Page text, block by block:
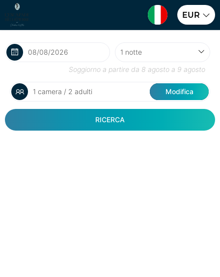
EUR
Soggiorno a partire da 8 agosto a 9 agosto
1 camera / 2 adulti Modifica